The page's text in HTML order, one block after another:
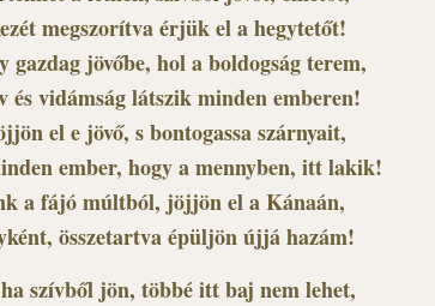
megszorítva érjük el a hegytetőt!
gazdag jövőbe, hol a boldogság terem,
és vidámság látszik minden emberen!
el e jövő, s bontogassa szárnyait,
ember, hogy a mennyben, itt lakik!
a fájó múltból, jöjjön el a Kánaán,
összetartva épüljön újjá hazám!
szívből jön, többé itt baj nem lehet,